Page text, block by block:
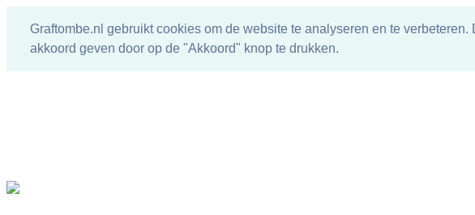
Graftombe.nl gebruikt cookies om de website te analyseren en te
akkoord geven door op de "Akkoord" knop te drukken.